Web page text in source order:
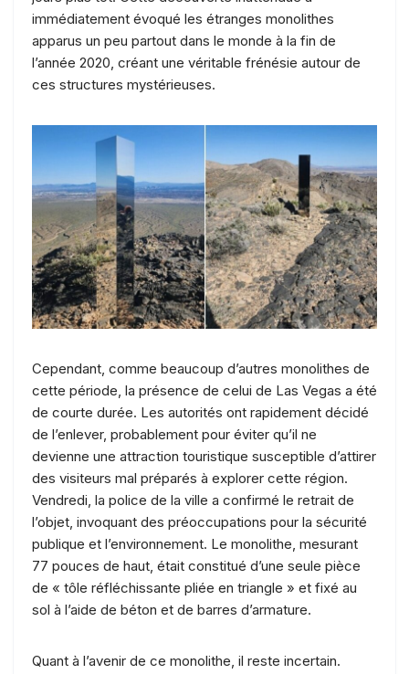
immédiatement évoqué les étranges monolithes
apparus un peu partout dans le monde à la fin de
l’année 2020, créant une véritable frénésie autour de
ces structures mystérieuses.
Cependant, comme beaucoup d’autres monolithes de
cette période, la présence de celui de Las Vegas a été
de courte durée. Les autorités ont rapidement décidé
de l’enlever, probablement pour éviter qu’il ne
devienne une attraction touristique susceptible d’attirer
des visiteurs mal préparés à explorer cette région.
Vendredi, la police de la ville a confirmé le retrait de
l’objet, invoquant des préoccupations pour la sécurité
publique et l’environnement. Le monolithe, mesurant
77 pouces de haut, était constitué d’une seule pièce
de « tôle réfléchissante pliée en triangle » et fixé au
sol à l’aide de béton et de barres d’armature.
Quant à l’avenir de ce monolithe, il reste incertain.